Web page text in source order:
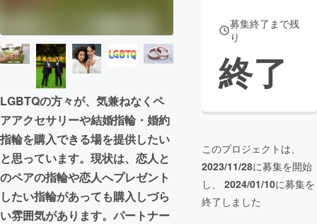
CAMPFIREふるさと納税
LGBTQの方々が、気兼ねなくペ
アアクセサリーや結婚指輪・婚約
指輪を購入できる場を提供したい
と思っています。現状は、恋人と
のペアの指輪や恋人へプレゼント
したい指輪があっても購入しづら
い雰囲気があります。パートナー
募集終了まで残
り
終了
このプロジェクトは、
2023/11/28に募集を開始
し、 2024/01/10に募集を
終了しました